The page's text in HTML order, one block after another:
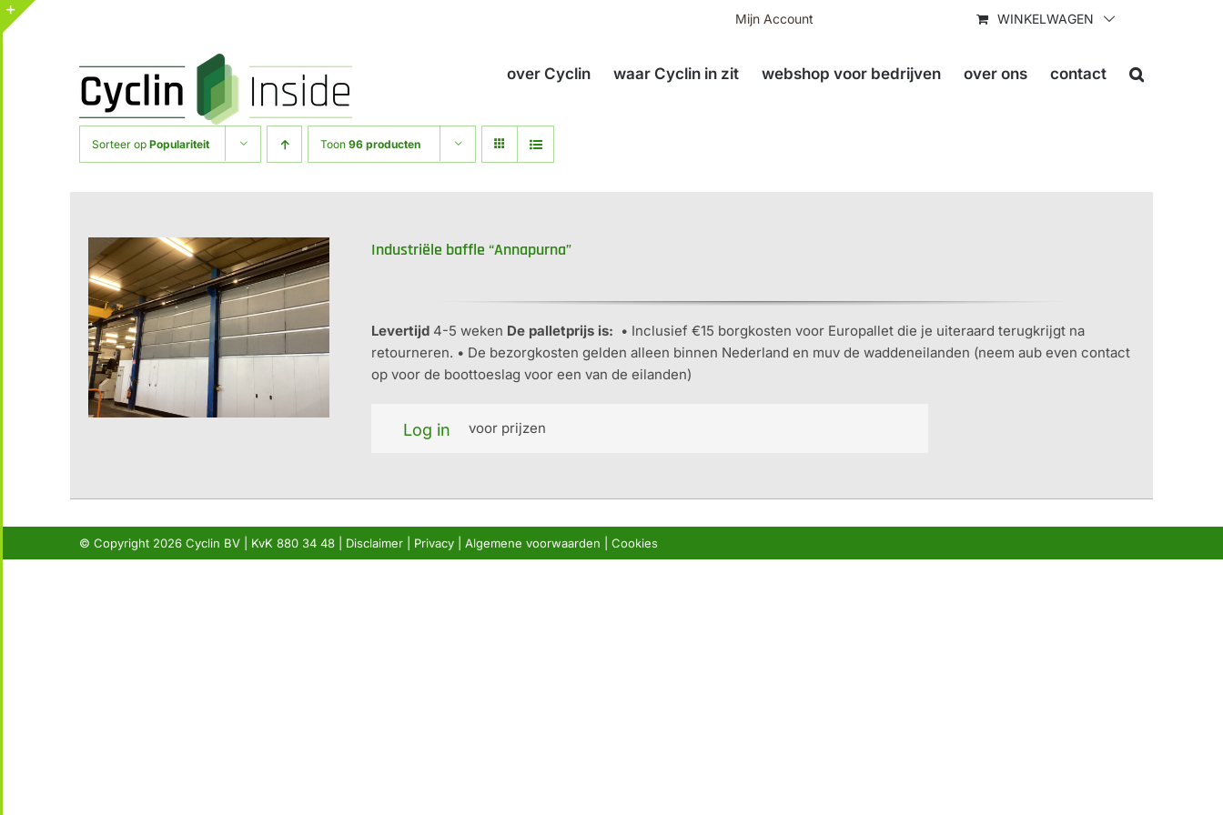
Ga
naar
Mijn Account WINKELWAGEN
over Cyclin waar Cyclin in zit webshop voor bedrijven over ons contact
Sorteer op Populariteit Toon 96 producten
Industriële baffle “Annapurna”
Levertijd4-5 weken De palletprijs is: • Inclusief €15 borgkosten voor Europallet die je uiteraard terugkrijgt na
retourneren. • De bezorgkosten gelden alleen binnen Nederland en muv de waddeneilanden (neem aub even contact
op voor de boottoeslag voor een van de eilanden)
Log in voor prijzen
© Copyright 2026 Cyclin BV | KvK 880 34 48 | Disclaimer Privacy Algemene voorwaarden Cookies